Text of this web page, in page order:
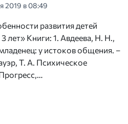
2019 в 08:49
развития детей
лет» Книги: 1. Авдеева, Н. Н.,
у истоков общения. –
Т. А. Психическое